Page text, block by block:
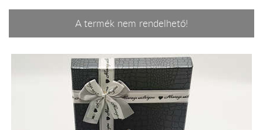
A termék nem rendelhető!